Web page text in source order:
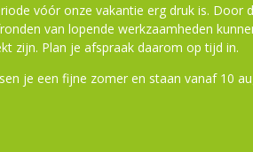
vóór onze vakantie erg druk is. Door
van lopende werkzaamheden
zijn. Plan je afspraak daarom op tijd in.
je een fijne zomer en staan vanaf 10